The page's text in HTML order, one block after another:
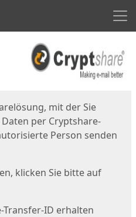
mit der Sie
Daten per Cryptshare-
Person senden
klicken Sie bitte auf
Transfer-ID erhalten